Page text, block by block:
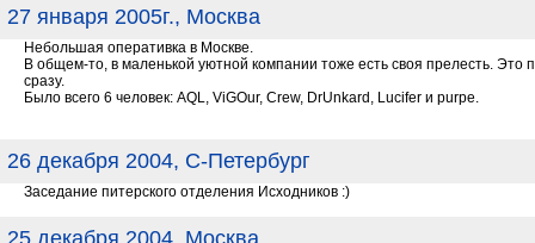
27 января 2005г., Москва
Небольшая оперативка в Москве.
В общем-то, в маленькой уютной компании тоже есть своя прелесть. Это
сразу.
Было всего 6 человек: AQL, ViGOur, Crew, DrUnkard, Lucifer и purpe.
26 декабря 2004, С-Петербург
Заседание питерского отделения Исходников :)